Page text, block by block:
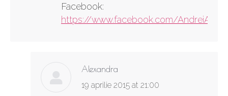
Facebook:
https://www.facebook.com/
Alexandra
says:
19 aprilie 2015 at 21:00